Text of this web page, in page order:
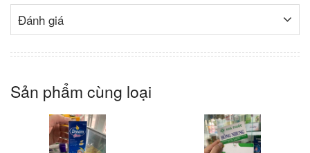
Đánh giá
Sản phẩm cùng loại